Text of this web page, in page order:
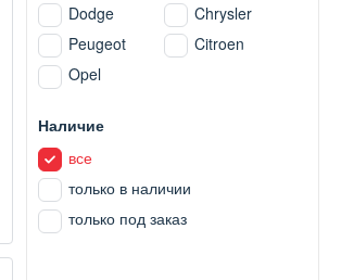
Dodge
Chrysler
Peugeot
Citroen
Opel
Наличие
все
только в наличии
только под заказ